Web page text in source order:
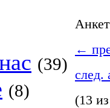
(39)
(8)
←
след.
(13